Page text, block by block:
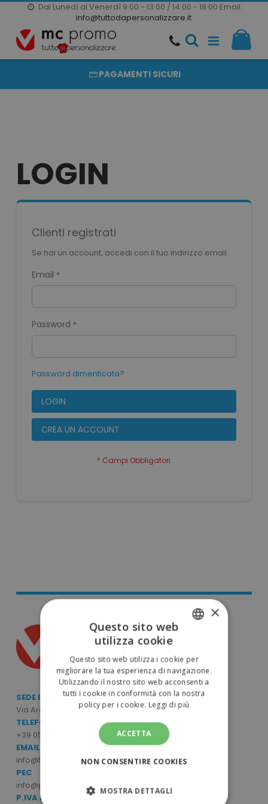
Dal Lunedì al Venerdì 9:00 - 13:00 / 14:00 - 18:00 Email:
info@tuttodapersonalizzare.it
Salta
al
contenuto
20000 PRODOTTI
PRODOTTI COMPLETAMENTE PERSONALIZZABILI
PAGAMENTI SICURI
LOGIN
Clienti registrati
Se hai un account, accedi con il tuo indirizzo email.
Email
Password
Password dimenticata?
LOGIN
CREA UN ACCOUNT
SEDE LEGALE E OPERATIVA
Via Archimede Bellatalla, 7/9 - 56121 Ospedaletto (PI)
TELEFONO
+39 050 6390770
EMAIL
info@tuttodapersonalizzare.it
PEC
info@pec.mcpromo.it
P.IVA E CODICE FISCALE
ENGLISH
×
Questo sito web
utilizza cookie
Questo sito web utilizza i cookie per
migliorare la tua esperienza di navigazione.
Utilizzando il nostro sito web acconsenti a
tutti i cookie in conformità con la nostra
policy per i cookie. Leggi di più
ACCETTA
NON CONSENTIRE COOKIES
MOSTRA DETTAGLI